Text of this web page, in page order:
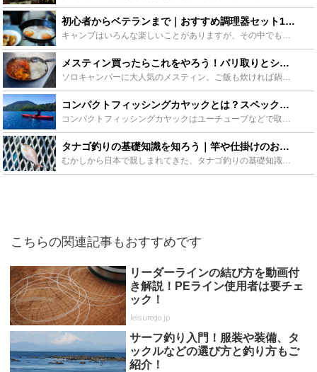
初心者からベテランまで｜おすすめ調理器セット15選紹介します！ - Leisurego(レジャーゴー)
キャンプはいろんな楽しいことがありますが、その中でも一番楽しみなのが、野外での料理。せっかくなんだから美味しい料理を食べたい！でも、自宅とは違うからどうすれば？とアウトドア初心者の方は悩みどころです...
メスティン買ったらこれをやろう！バリ取りとシーズニング方法を徹底解説！ - Leisurego(レジャーゴー)
ソロキャンパーに大人気のメスティン。ご飯も炊ければ鍋の代わりにもなって超便利です！ただし、使う前にシーズニングが必要なのはご存知でしたか？シーズニングをしないとせっかくのメスティンも台無し。そこでシ...
コンパクトフィッシングカヤックとは？スペックや便利グッズなどをご紹介！ - Leisurego(レジャーゴー)
コンパクトフィッシングカヤックはユーチューブなどで取り上げられ、今注目を集めて居るカヤックです。携帯性に優れ軽自動車でも持ち運べるので、気軽にカヤックで釣りを楽しめるのが魅力です。この記事ではそんな...
タナゴ釣りの基礎知識を知ろう｜竿や仕掛けのおすすめや場ポイントの紹介 - Leisurego(レジャーゴー)
むかしから日本で親しまれてきた、タナゴ釣りの基礎知識を、竿や仕掛けのおすすめやポイントなどを色々な角度から解説、紹介していきたいと思います。簡単だけど奥の深い、タナゴ釣りの楽しさを知っていただければ...
こちらの関連記事もおすすめです
リーダーラインの結び方を動画付
き解説！PEライン使用者は要チェ
ック！
leisurego.jp
サーフ釣り入門！服装や装備、タ
ックルなどの選び方と釣り方もご
紹介！